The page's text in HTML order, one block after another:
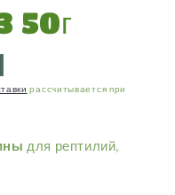
50г
рассчитывается при
для рептилий,